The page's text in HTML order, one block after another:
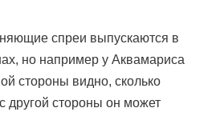
спреи выпускаются в
но например у Аквамариса
стороны видно, сколько
другой стороны он может